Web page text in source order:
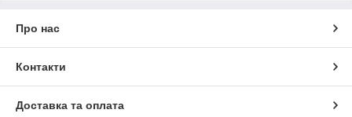
Про нас
Контакти
Доставка та оплата